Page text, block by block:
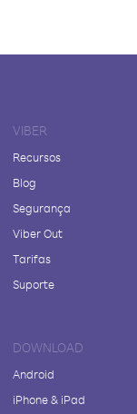
VIBER
Recursos
Blog
Segurança
Viber Out
Tarifas
Suporte
DOWNLOAD
Android
iPhone & iPad